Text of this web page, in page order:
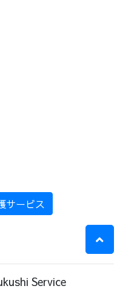
サービス
Service